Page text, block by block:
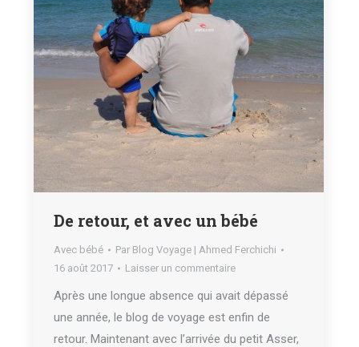
De retour, et avec un bébé
Avec bébé Par Blog Voyage | Ahmed Ferchichi
16 août 2017
Laisser un commentaire
Après une longue absence qui avait dépassé
une année, le blog de voyage est enfin de
retour. Maintenant avec l’arrivée du petit Asser,